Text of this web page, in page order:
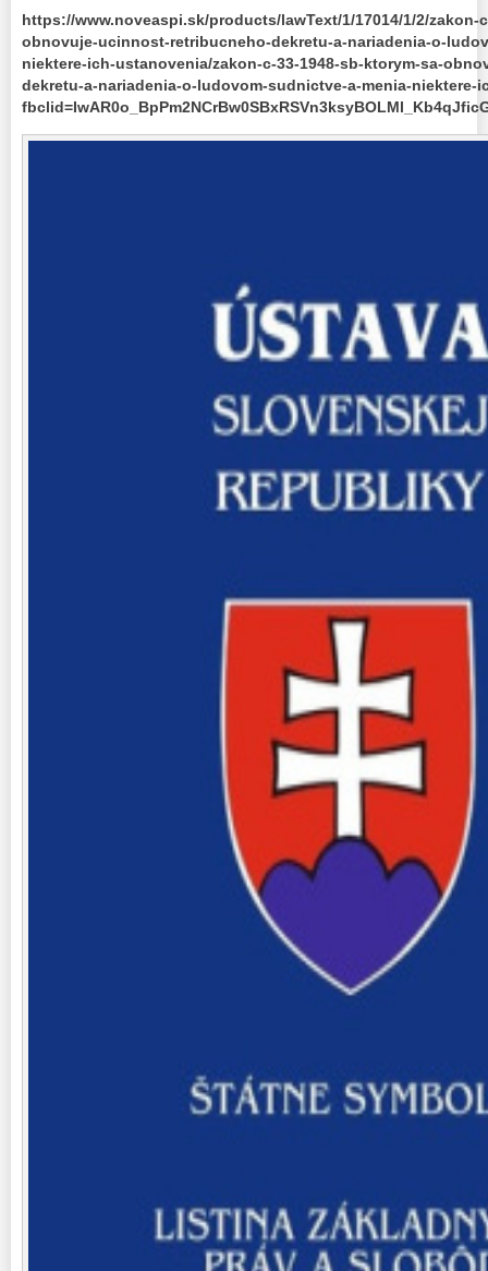
https://www.noveaspi.sk/products/lawText/1/17014/1/2/zakon-
obnovuje-ucinnost-retribucneho-dekretu-a-nariadenia-o-
niektere-ich-ustanovenia/zakon-c-33-1948-sb-ktorym-sa-
dekretu-a-nariadenia-o-ludovom-sudnictve-a-menia-niektere-